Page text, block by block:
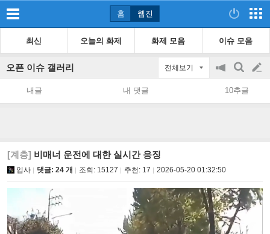
홈 웹진
최신 오늘의 화제 화제 모음 이슈 모음
오픈 이슈 갤러리 전체보기
공
지
on/off
검
색
글
쓰
내글 내 댓글 10추글
[계층] 비매너 운전에 대한 실시간 응징
입사 댓글: 24 개 조회: 15127 추천: 17 2026-05-20 01:32:50